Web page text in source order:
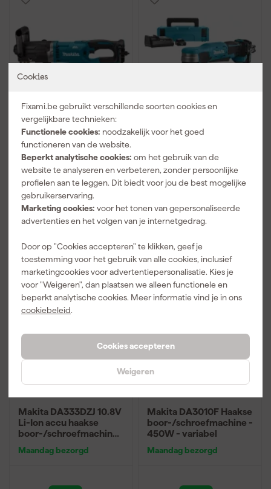
Cookies
Fixami.be gebruikt verschillende soorten cookies en
vergelijkbare technieken:
Functionele cookies: noodzakelijk voor het goed
functioneren van de website.
Beperkt analytische cookies: om het gebruik van de
website te analyseren en verbeteren, zonder persoonlijke
profielen aan te leggen. Dit biedt voor jou de best mogelijke
gebruikerservaring.
Marketing cookies: voor het tonen van gepersonaliseerde
advertenties en het volgen van je internetgedrag.
Door op "Cookies accepteren" te klikken, geef je
toestemming voor het gebruik van alle cookies, inclusief
marketingcookies voor advertentiepersonalisatie. Kies je
voor "Weigeren", dan plaatsen we alleen functionele en
beperkt analytische cookies. Meer informatie vind je in ons
cookiebeleid.
Cookies accepteren
Weigeren
Gratis verzending vanaf €50,-
Makita DA001GZ XGT
40V Max Li-ion accu
haakse boormachine
body
Maandag bezorgd
503,35
incl. BTW
Max Li-ion accu haakse
boormachine set
Maandag bezorgd
incl. BTW
Makita DA333DZJ 10.8V
Li-Ion accu haakse
boor-/schroefmachine
Maandag bezorgd
Makita DA3010F Haakse
boor-/schroefmachine -
450W - variabel
Maandag bezorgd